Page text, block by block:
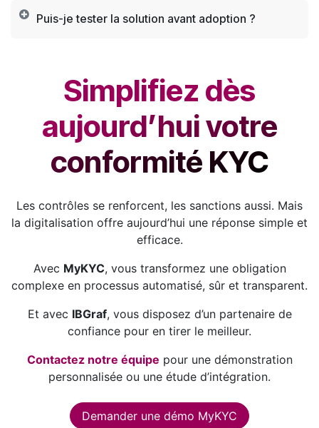
Puis-je tester la solution avant adoption ?
Simplifiez dès
aujourd’hui votre
conformité KYC ​
Les contrôles se renforcent, les sanctions aussi. Mais
la digitalisation offre aujourd’hui une réponse simple et
efficace.
Avec MyKYC, vous transformez une obligation
complexe en processus automatisé, sûr et transparent.
Et avec IBGraf, vous disposez d’un partenaire de
confiance pour en tirer le meilleur.
Contactez notre équipe pour une démonstration
personnalisée ou une étude d’intégration.
Demander une démo MyKYC